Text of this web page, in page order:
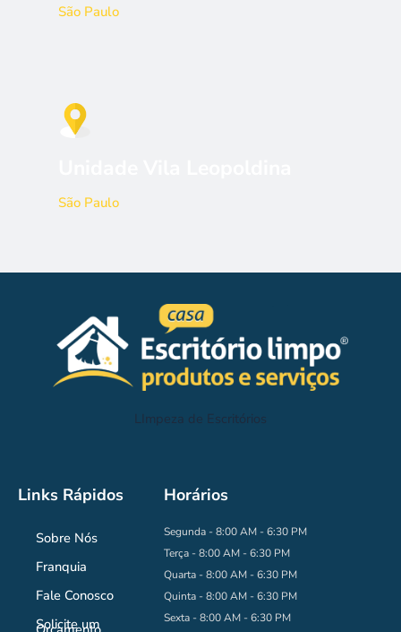
São Paulo
São Paulo
LImpeza de Escritórios
Links Rápidos
Sobre Nós
Franquia
Fale Conosco
Solicite um
Horários
Segunda - 8:00 AM - 6:30 PM
Terça - 8:00 AM - 6:30 PM
Quarta - 8:00 AM - 6:30 PM
Quinta - 8:00 AM - 6:30 PM
Sexta - 8:00 AM - 6:30 PM